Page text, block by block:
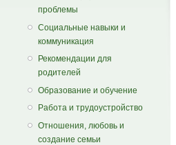
проблемы
Социальные навыки и
коммуникация
Рекомендации для
родителей
Образование и обучение
Работа и трудоустройство
Отношения, любовь и
создание семьи